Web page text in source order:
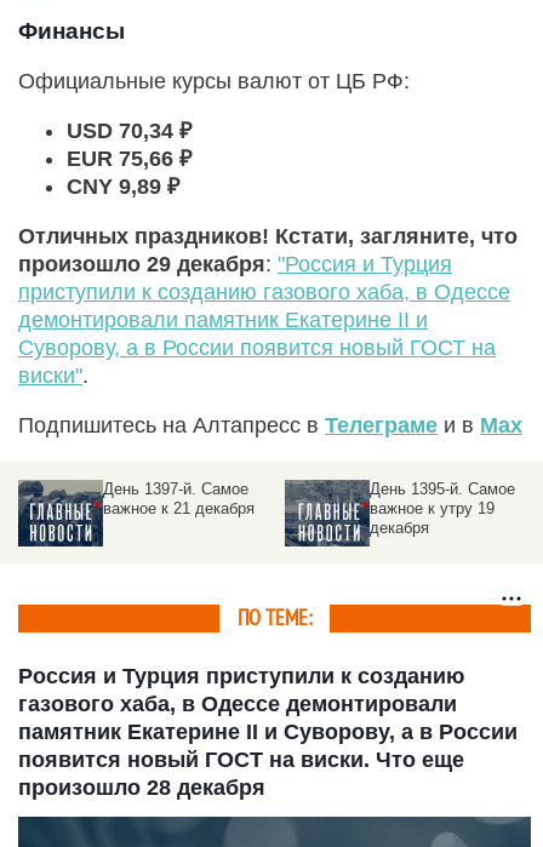
Финансы
Официальные курсы валют от ЦБ РФ:
USD 70,34 ₽
EUR 75,66 ₽
CNY 9,89 ₽
Отличных праздников! Кстати, загляните, что
произошло 29 декабря: "Россия и Турция
приступили к созданию газового хаба, в Одессе
демонтировали памятник Екатерине II и
Суворову, а в России появится новый ГОСТ на
виски".
Подпишитесь на Алтапресс в Телеграме и в Max
День 1395-й. Самое
важное к утру 19
День 1394-й. Самое
важное к утру 18
декабря
ПО ТЕМЕ:
Россия и Турция приступили к созданию
газового хаба, в Одессе демонтировали
памятник Екатерине II и Суворову, а в России
появится новый ГОСТ на виски. Что еще
произошло 28 декабря